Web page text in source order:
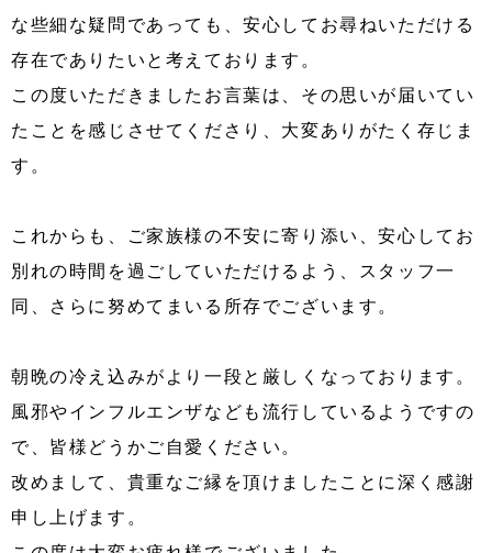
な些細な疑問であっても、安心してお尋ねいただける
存在でありたいと考えております。
この度いただきましたお言葉は、その思いが届いてい
たことを感じさせてくださり、大変ありがたく存じま
す。
これからも、ご家族様の不安に寄り添い、安心してお
別れの時間を過ごしていただけるよう、スタッフ一
同、さらに努めてまいる所存でございます。
朝晩の冷え込みがより一段と厳しくなっております。
風邪やインフルエンザなども流行しているようですの
で、皆様どうかご自愛ください。
改めまして、貴重なご縁を頂けましたことに深く感謝
申し上げます。